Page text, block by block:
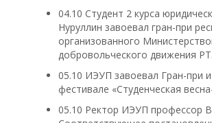
04.10 Студент 2 курса
Нуруллин завоевал гран-при
организованного
добровольческого движения РТ.
05.10 ИЭУП завоевал Гран-при
фестивале «Студенческая
05.10 Ректор ИЭУП профессор